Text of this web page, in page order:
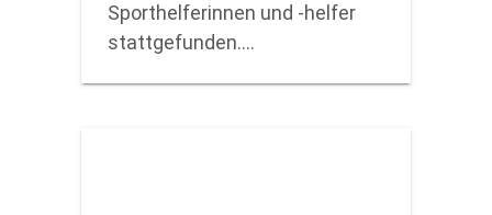
Sporthelferinnen und -helfer
stattgefunden.…